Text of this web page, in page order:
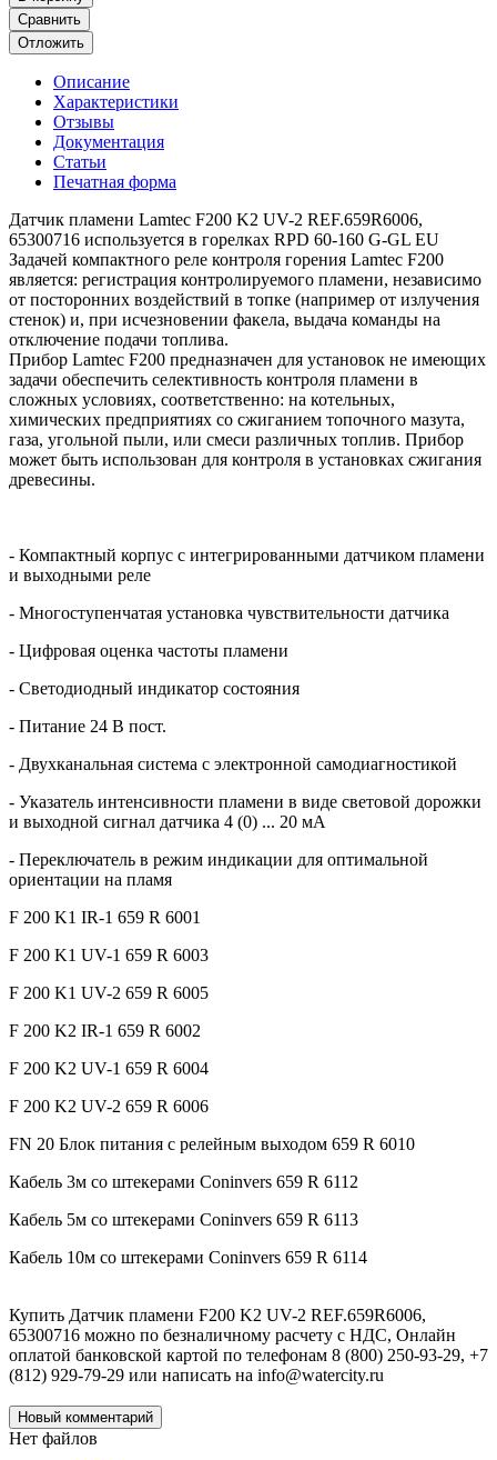
Сравнить
Отложить
Описание
Характеристики
Отзывы
Документация
Статьи
Печатная форма
Датчик пламени Lamtec F200 K2 UV-2 REF.659R6006,
65300716 используется в горелках RPD 60-160 G-GL EU
Задачей компактного реле контроля горения Lamtec F200
является: регистрация контролируемого пламени, независимо
от посторонних воздействий в топке (например от излучения
стенок) и, при исчезновении факела, выдача команды на
отключение подачи топлива.
Прибор Lamtec F200 предназначен для установок не имеющих
задачи обеспечить селективность контроля пламени в
сложных условиях, соответственно: на котельных,
химических предприятиях со сжиганием топочного мазута,
газа, угольной пыли, или смеси различных топлив. Прибор
может быть использован для контроля в установках сжигания
древесины.
- Компактный корпус с интегрированными датчиком пламени
и выходными реле
- Многоступенчатая установка чувствительности датчика
- Цифровая оценка частоты пламени
- Светодиодный индикатор состояния
- Питание 24 В пост.
- Двухканальная система с электронной самодиагностикой
- Указатель интенсивности пламени в виде световой дорожки
и выходной сигнал датчика 4 (0) ... 20 мA
- Переключатель в режим индикации для оптимальной
ориентации на пламя
F 200 K1 IR-1 659 R 6001
F 200 K1 UV-1 659 R 6003
F 200 K1 UV-2 659 R 6005
F 200 K2 IR-1 659 R 6002
F 200 K2 UV-1 659 R 6004
F 200 K2 UV-2 659 R 6006
FN 20 Блок питания с релейным выходом 659 R 6010
Кабель 3м со штекерами Coninvers 659 R 6112
Кабель 5м со штекерами Coninvers 659 R 6113
Кабель 10м со штекерами Coninvers 659 R 6114
Купить Датчик пламени F200 K2 UV-2 REF.659R6006,
65300716 можно по безналичному расчету с НДС, Онлайн
оплатой банковской картой по телефонам 8 (800) 250-93-29, +7
(812) 929-79-29 или написать на info@watercity.ru
Новый комментарий
Нет файлов